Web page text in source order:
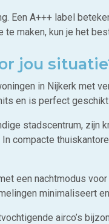
Een A+++ label
maken, kun je het
jou
in Nijkerk met
en is perfect
stadscentrum, zijn
compacte
een nachtmodus
minimaliseert
airco’s